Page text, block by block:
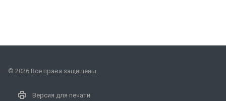
© 2026 Все права защищены.
Версия для печати